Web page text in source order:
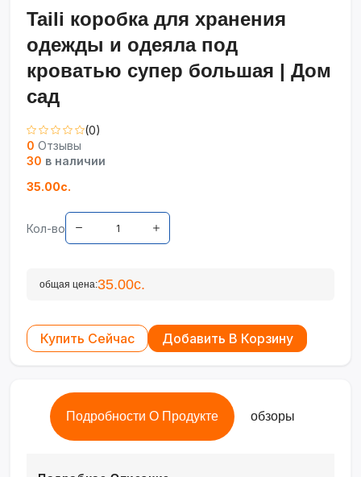
Taili коробка для хранения
одежды и одеяла под
кроватью супер большая | Дом
сад
(0)
0 Отзывы
30 в наличии
35.00с.
Кол-во
общая цена:35.00с.
Купить Сейчас Добавить В Корзину
Подробности О Продукте обзоры